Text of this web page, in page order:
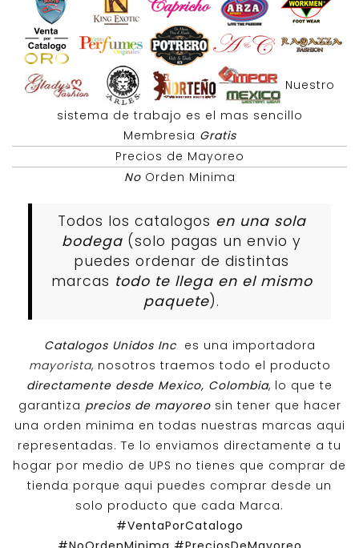
Nuestro
sistema de trabajo es el mas sencillo
Membresia Gratis
Precios de Mayoreo
NoOrden Minima
Todos los catalogos en una sola
bodega (solo pagas un envio y
puedes ordenar de distintas
marcas todo te llega en el mismo
paquete).
Catalogos Unidos Inc es una importadora
mayorista, nosotros traemos todo el producto
directamente desde Mexico, Colombia, lo que te
garantiza precios de mayoreosin tener que hacer
una orden minima en todas nuestras marcas aqui
representadas. Te lo enviamos directamente a tu
hogar por medio de UPS no tienes que comprar de
tienda porque aqui puedes comprar desde un
solo producto que cada Marca.
#VentaPorCatalogo